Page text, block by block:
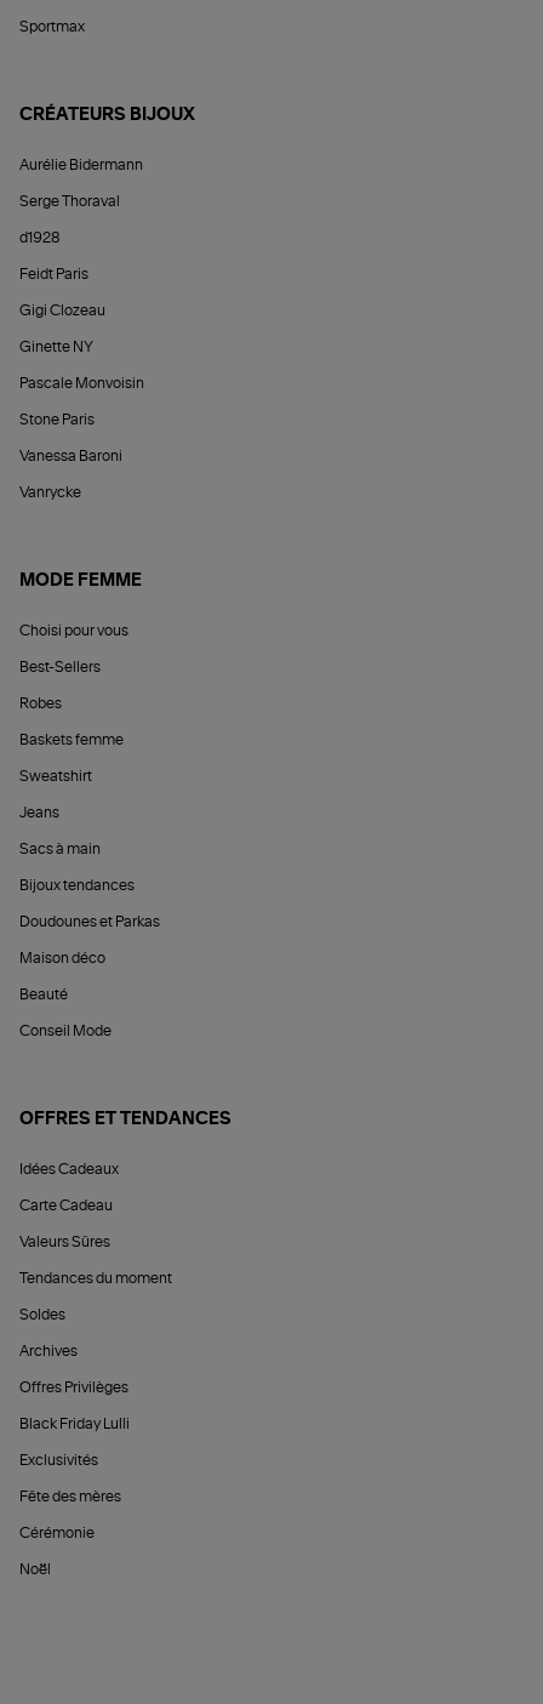
Sportmax
CRÉATEURS BIJOUX
Aurélie Bidermann
Serge Thoraval
d1928
Feidt Paris
Gigi Clozeau
Ginette NY
Pascale Monvoisin
Stone Paris
Vanessa Baroni
Vanrycke
MODE FEMME
Choisi pour vous
Best-Sellers
Robes
Baskets femme
Sweatshirt
Jeans
Sacs à main
Bijoux tendances
Doudounes et Parkas
Maison déco
Beauté
Conseil Mode
OFFRES ET TENDANCES
Idées Cadeaux
Carte Cadeau
Valeurs Sûres
Tendances du moment
Soldes
Archives
Offres Privilèges
Black Friday Lulli
Exclusivités
Fête des mères
Cérémonie
Noël